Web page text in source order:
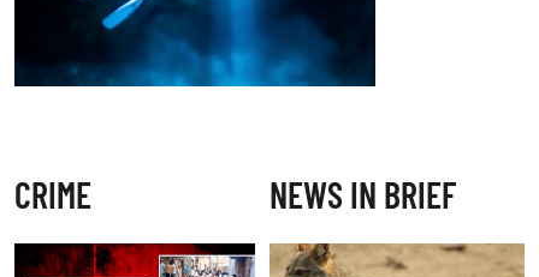
CRIME NEWS IN BRIEF